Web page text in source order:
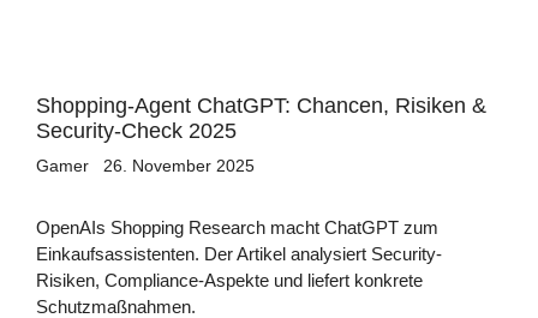
Shopping-Agent ChatGPT: Chancen, Risiken &
Security-Check 2025
Gamer 26. November 2025
OpenAIs Shopping Research macht ChatGPT zum
Einkaufsassistenten. Der Artikel analysiert Security-
Risiken, Compliance-Aspekte und liefert konkrete
Schutzmaßnahmen.